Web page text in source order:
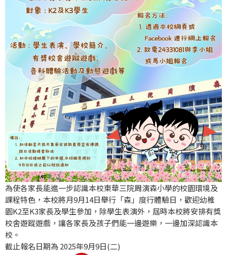
為使各家長能進一步認識本校東華三院周演森小學的校園環境及
課程特色，本校將月9月14日舉行「森」度行體驗日，歡迎幼稚
園K2至K3家長及學生參加，除學生表演外，屆時本校將安排有獎
校舍遊蹤遊戲，讓各家長及孩子們能一邊遊樂，一邊加深認識本
校。
截止報名日期為 2025年9月9日(二)